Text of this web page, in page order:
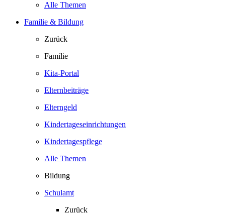
Alle Themen
Familie & Bildung
Zurück
Familie
Kita-Portal
Elternbeiträge
Elterngeld
Kindertageseinrichtungen
Kindertagespflege
Alle Themen
Bildung
Schulamt
Zurück